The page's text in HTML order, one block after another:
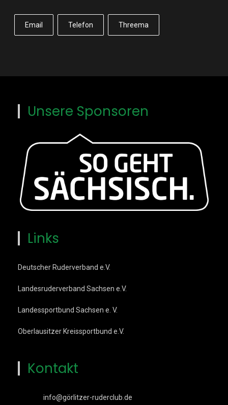
Email Telefon Threema
Unsere Sponsoren
Links
Deutscher Ruderverband e.V.
Landesruderverband Sachsen e.V.
Landessportbund Sachsen e. V.
Oberlausitzer Kreissportbund e.V.
Kontakt
info@görlitzer-ruderclub.de